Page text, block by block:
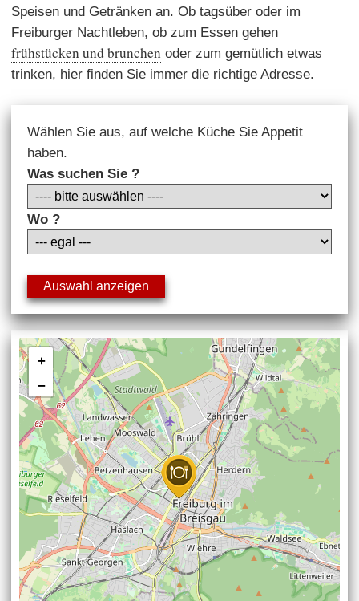
Speisen und Getränken an. Ob tagsüber oder im
Freiburger Nachtleben, ob zum Essen gehen
frühstücken und brunchen oder zum gemütlich etwas
trinken, hier finden Sie immer die richtige Adresse.
Wählen Sie aus, auf welche Küche Sie Appetit
haben.
Was suchen Sie ?
Wo ?
+
−